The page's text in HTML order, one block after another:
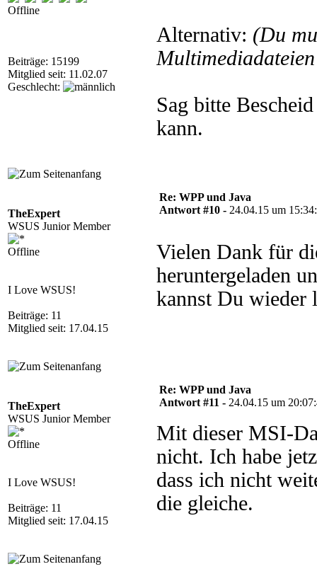
Offline
Beiträge: 15199
Mitglied seit: 11.02.07
Geschlecht:
Alternativ: (Du
Sag bitte
kann.
TheExpert
WSUS Junior Member
Offline
I Love WSUS!
Beiträge: 11
Mitglied seit: 17.04.15
Re: WPP und Java
Antwort #10 - 24.04.15 um
Vielen Dank für
heruntergeladen
kannst Du wieder
TheExpert
WSUS Junior Member
Offline
I Love WSUS!
Beiträge: 11
Mitglied seit: 17.04.15
Re: WPP und Java
Antwort #11 - 24.04.15 um
Mit dieser MSI-
nicht. Ich habe
dass ich nicht
die gleiche.